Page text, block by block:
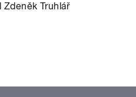
Zdeněk Truhlář